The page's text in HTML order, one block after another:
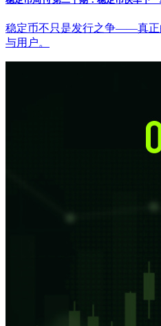
稳定币不只是发行之争——真正
与用户。